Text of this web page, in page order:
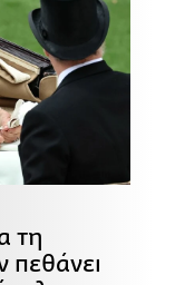
τη
πεθάνει